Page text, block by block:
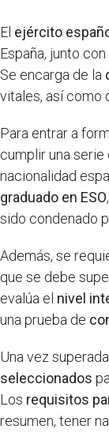
El ejército
España, junto
Se encarga de la
vitales, así como
Para entrar a
cumplir una
nacionalidad
graduado en ESO,
sido condenado
Además, se
que se debe
evalúa el nivel
una prueba de
Una vez
seleccionados
Los requisitos
resumen, tener